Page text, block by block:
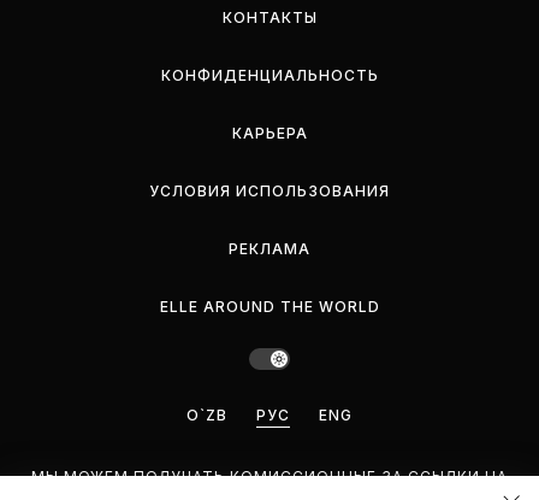
КОНТАКТЫ
КОНФИДЕНЦИАЛЬНОСТЬ
КАРЬЕРА
УСЛОВИЯ ИСПОЛЬЗОВАНИЯ
РЕКЛАМА
ELLE AROUND THE WORLD
O`ZB РУС ENG
МЫ МОЖЕМ ПОЛУЧАТЬ КОМИССИОННЫЕ ЗА ССЫЛКИ НА